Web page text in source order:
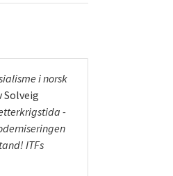
i norsk
Solveig
-
ITFs